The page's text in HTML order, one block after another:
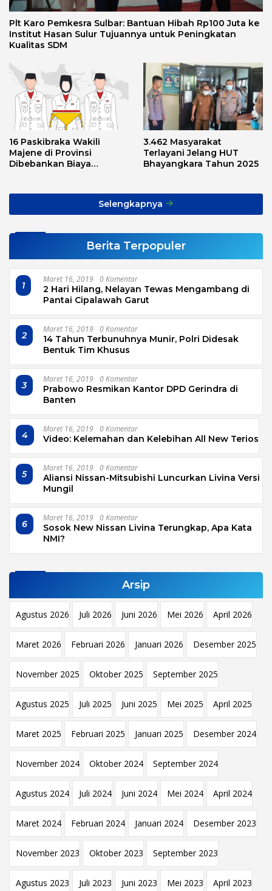
Plt Karo Pemkesra Sulbar: Bantuan Hibah Rp100 Juta ke
Institut Hasan Sulur Tujuannya untuk Peningkatan
Kualitas SDM
16 Paskibraka Wakili
Majene di Provinsi
Dibebankan Biaya
3.462 Masyarakat
Terlayani Jelang HUT
Bhayangkara Tahun 2025
Selengkapnya
Berita Terpopuler
1
Maret 16, 2019 0 Komentar
2 Hari Hilang, Nelayan Tewas Mengambang di
Pantai Cipalawah Garut
2
Maret 16, 2019 0 Komentar
14 Tahun Terbunuhnya Munir, Polri Didesak
Bentuk Tim Khusus
3
Maret 16, 2019 0 Komentar
Prabowo Resmikan Kantor DPD Gerindra di
Banten
4
Maret 16, 2019 0 Komentar
Video: Kelemahan dan Kelebihan All New Terios
5
Maret 16, 2019 0 Komentar
Aliansi Nissan-Mitsubishi Luncurkan Livina Versi
Mungil
6
Maret 16, 2019 0 Komentar
Sosok New Nissan Livina Terungkap, Apa Kata
NMI?
Arsip
Agustus 2026 Juli 2026 Juni 2026 Mei 2026 April 2026
Maret 2026 Februari 2026 Januari 2026 Desember 2025
November 2025 Oktober 2025 September 2025
Agustus 2025 Juli 2025 Juni 2025 Mei 2025 April 2025
Maret 2025 Februari 2025 Januari 2025 Desember 2024
November 2024 Oktober 2024 September 2024
Agustus 2024 Juli 2024 Juni 2024 Mei 2024 April 2024
Maret 2024 Februari 2024 Januari 2024 Desember 2023
November 2023 Oktober 2023 September 2023
Agustus 2023 Juli 2023 Juni 2023 Mei 2023 April 2023